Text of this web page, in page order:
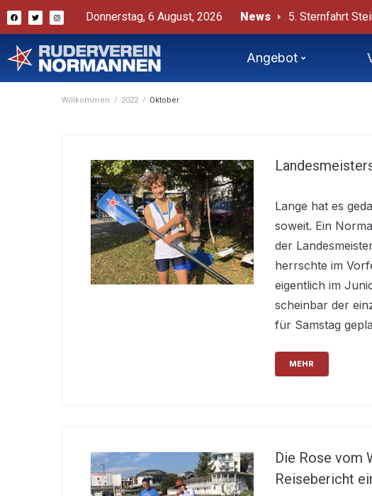
Donnerstag, 6 August, 2026 News #
Bericht von
Angebot
Willkommen / 2022 / Oktober
Lange hat es
soweit. Ein
der
herrschte im
eigentlich im
scheinbar der
für Samstag
MEHR
Die Rose vom
Reisebericht